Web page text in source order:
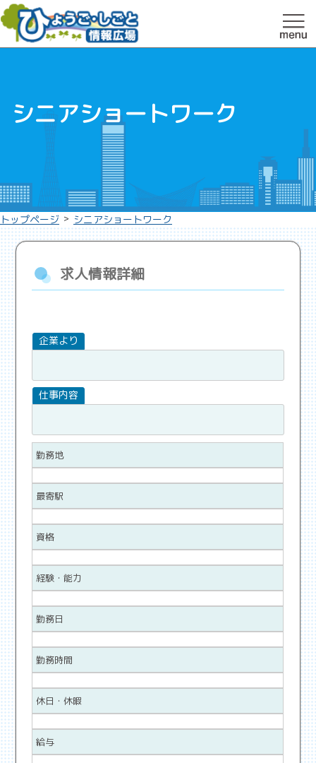
シニアショートワーク
トップページ > シニアショートワーク
求人情報詳細
勤務地
最寄駅
資格
経験・能力
勤務日
勤務時間
休日・休暇
給与